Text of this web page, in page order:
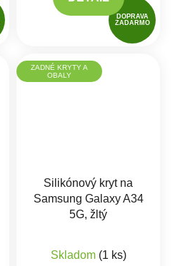
DOPRAVA
ZADARMO
ZADNÉ KRYTY A
OBALY
Silikónový kryt na
Samsung Galaxy A34
5G, žltý
Skladom (1 ks)